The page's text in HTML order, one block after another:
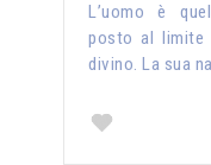
L’uomo è
posto al limite
divino. La sua